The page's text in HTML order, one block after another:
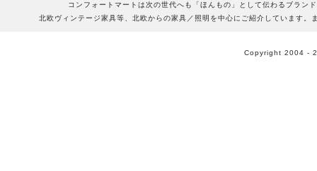
コンフォートマートは次の世代へも「ほんもの」として伝わるブラン
北欧ヴィンテージ家具等、北欧からの家具／照明を中心にご紹介しています
Copyright 2004 -